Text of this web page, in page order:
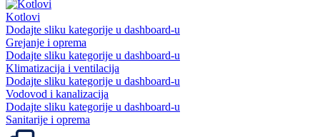
Kotlovi
Dodajte sliku kategorije u dashboard-u
Grejanje i oprema
Dodajte sliku kategorije u dashboard-u
Klimatizacija i ventilacija
Dodajte sliku kategorije u dashboard-u
Vodovod i kanalizacija
Dodajte sliku kategorije u dashboard-u
Sanitarije i oprema